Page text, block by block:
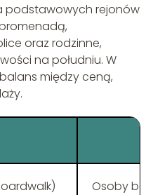
podstawowych rejonów
oraz rodzinne,
na południu. W
między ceną,
Osoby